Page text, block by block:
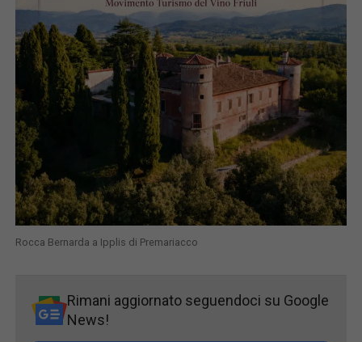
Rocca Bernarda a Ipplis di Premariacco
Rimani aggiornato seguendoci su Google
News!